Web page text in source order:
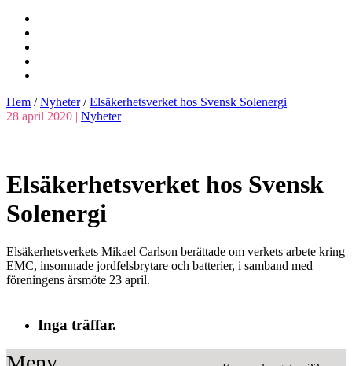
Hem /Nyheter/Elsäkerhetsverket hos Svensk Solenergi
28 april 2020 | Nyheter
Elsäkerhetsverket hos Svensk
Solenergi
Elsäkerhetsverkets Mikael Carlson berättade om verkets arbete kring
EMC, insomnade jordfelsbrytare och batterier, i samband med
föreningens årsmöte 23 april.
Inga träffar.